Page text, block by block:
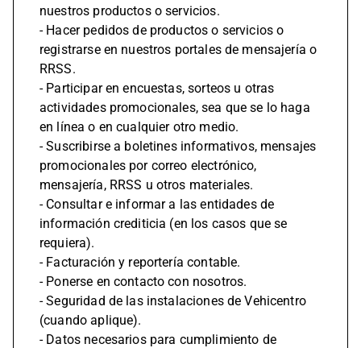
nuestros productos o servicios.
- Hacer pedidos de productos o servicios o
registrarse en nuestros portales de mensajería o
RRSS.
- Participar en encuestas, sorteos u otras
actividades promocionales, sea que se lo haga
en línea o en cualquier otro medio.
- Suscribirse a boletines informativos, mensajes
promocionales por correo electrónico,
mensajería, RRSS u otros materiales.
- Consultar e informar a las entidades de
información crediticia (en los casos que se
requiera).
- Facturación y reportería contable.
- Ponerse en contacto con nosotros.
- Seguridad de las instalaciones de Vehicentro
(cuando aplique).
- Datos necesarios para cumplimiento de